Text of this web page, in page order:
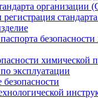
организации
химической
эксплуатации